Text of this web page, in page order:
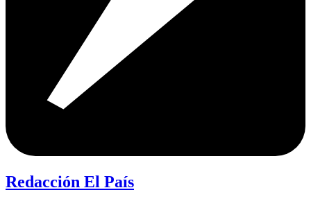
Redacción El País